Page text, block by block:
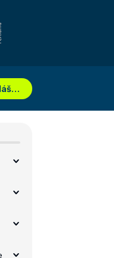
Přihlášení